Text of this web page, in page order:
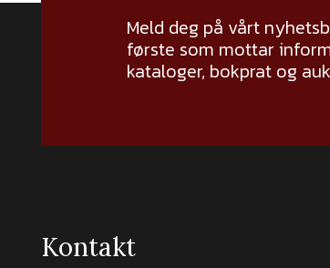
Meld deg på vårt
første som mottar
kataloger, bokprat og
Kontakt